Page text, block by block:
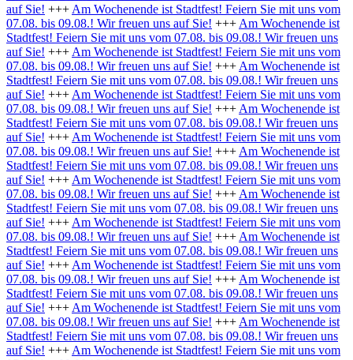
auf Sie! +++ Am Wochenende ist Stadtfest! Feiern Sie mit uns vom
07.08. bis 09.08.! Wir freuen uns auf Sie! +++ Am Wochenende ist
Stadtfest! Feiern Sie mit uns vom 07.08. bis 09.08.! Wir freuen uns
auf Sie! +++ Am Wochenende ist Stadtfest! Feiern Sie mit uns vom
07.08. bis 09.08.! Wir freuen uns auf Sie! +++ Am Wochenende ist
Stadtfest! Feiern Sie mit uns vom 07.08. bis 09.08.! Wir freuen uns
auf Sie! +++ Am Wochenende ist Stadtfest! Feiern Sie mit uns vom
07.08. bis 09.08.! Wir freuen uns auf Sie! +++ Am Wochenende ist
Stadtfest! Feiern Sie mit uns vom 07.08. bis 09.08.! Wir freuen uns
auf Sie! +++ Am Wochenende ist Stadtfest! Feiern Sie mit uns vom
07.08. bis 09.08.! Wir freuen uns auf Sie! +++ Am Wochenende ist
Stadtfest! Feiern Sie mit uns vom 07.08. bis 09.08.! Wir freuen uns
auf Sie! +++ Am Wochenende ist Stadtfest! Feiern Sie mit uns vom
07.08. bis 09.08.! Wir freuen uns auf Sie! +++ Am Wochenende ist
Stadtfest! Feiern Sie mit uns vom 07.08. bis 09.08.! Wir freuen uns
auf Sie! +++ Am Wochenende ist Stadtfest! Feiern Sie mit uns vom
07.08. bis 09.08.! Wir freuen uns auf Sie! +++ Am Wochenende ist
Stadtfest! Feiern Sie mit uns vom 07.08. bis 09.08.! Wir freuen uns
auf Sie! +++ Am Wochenende ist Stadtfest! Feiern Sie mit uns vom
07.08. bis 09.08.! Wir freuen uns auf Sie! +++ Am Wochenende ist
Stadtfest! Feiern Sie mit uns vom 07.08. bis 09.08.! Wir freuen uns
auf Sie! +++ Am Wochenende ist Stadtfest! Feiern Sie mit uns vom
07.08. bis 09.08.! Wir freuen uns auf Sie! +++ Am Wochenende ist
Stadtfest! Feiern Sie mit uns vom 07.08. bis 09.08.! Wir freuen uns
auf Sie! +++ Am Wochenende ist Stadtfest! Feiern Sie mit uns vom